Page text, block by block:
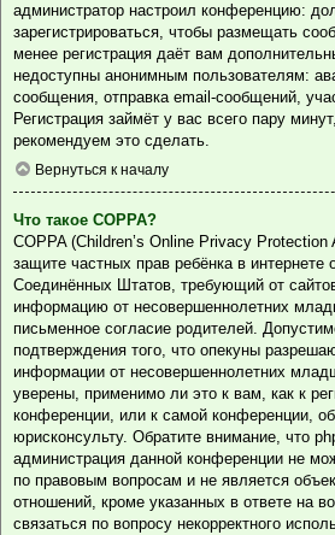
администратор настроил конференцию:
зарегистрироваться, чтобы размещать
менее регистрация даёт вам
недоступны анонимным пользователям:
сообщения, отправка email-сообщений,
Регистрация займёт у вас всего пару
рекомендуем это сделать.
Вернуться к началу
Что такое COPPA?
COPPA (Children’s Online Privacy
защите частных прав ребёнка в интернете
Соединённых Штатов, требующий от
информацию от несовершеннолетних
письменное согласие родителей.
подтверждения того, что опекуны
информации от несовершеннолетних
уверены, применимо ли это к вам, как к
конференции, или к самой конференции,
юрисконсульту. Обратите внимание, что
администрация данной конференции не
по правовым вопросам и не является
отношений, кроме указанных в ответе на
связаться по вопросу некорректного